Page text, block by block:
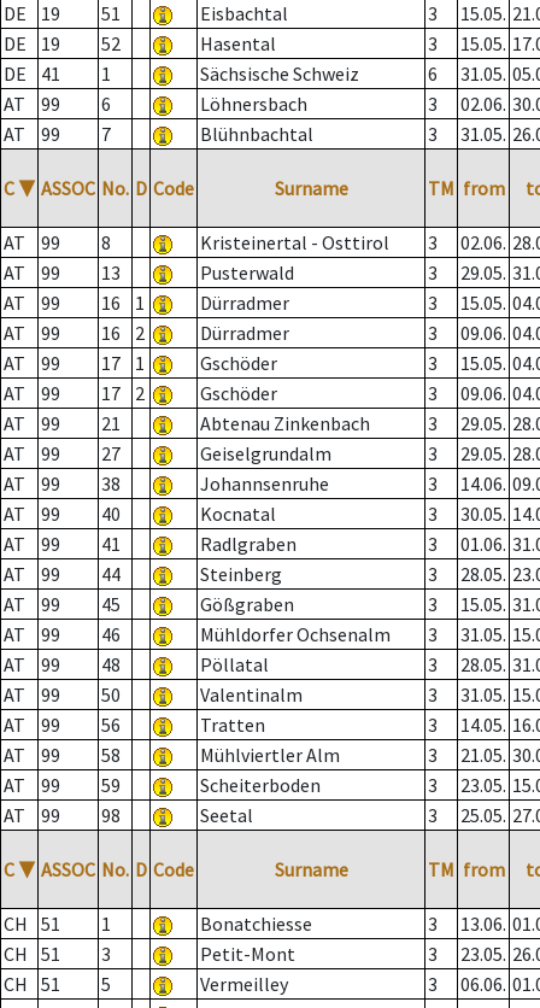
DE
19 51 Eisbachtal 3 15.05.
DE
19 52 Hasental 3 15.05.
DE
41 1 Sächsische Schweiz 6 31.05.
AT
99 6 Löhnersbach 3 02.06.
AT
99 7 Blühnbachtal 3 31.05.
C ▼ ASSOC No. D Code Surname TM from
AT 99 8 Kristeinertal - Osttirol 3 02.06.
AT
99 13 Pusterwald 3 29.05.
AT
99 16 1 Dürradmer 3 15.05.
AT
99 16 2 Dürradmer 3 09.06.
AT
99 17 1 Gschöder 3 15.05.
AT
99 17 2 Gschöder 3 09.06.
AT
99 21 Abtenau Zinkenbach 3 29.05.
AT
99 27 Geiselgrundalm 3 29.05.
AT
99 38 Johannsenruhe 3 14.06.
AT
99 40 Kocnatal 3 30.05.
AT
99 41 Radlgraben 3 01.06.
AT
99 44 Steinberg 3 28.05.
AT
99 45 Gößgraben 3 15.05.
AT
99 46 Mühldorfer Ochsenalm 3 31.05.
AT
99 48 Pöllatal 3 28.05.
AT
99 50 Valentinalm 3 31.05.
AT
99 56 Tratten 3 14.05.
AT
99 58 Mühlviertler Alm 3 21.05.
AT
99 59 Scheiterboden 3 23.05.
AT
99 98 Seetal 3 25.05.
C ▼ ASSOC No. D Code Surname TM from
CH 51 1 Bonatchiesse 3 13.06.
CH
51 3 Petit-Mont 3 23.05.
CH
51 5 Vermeilley 3 06.06.